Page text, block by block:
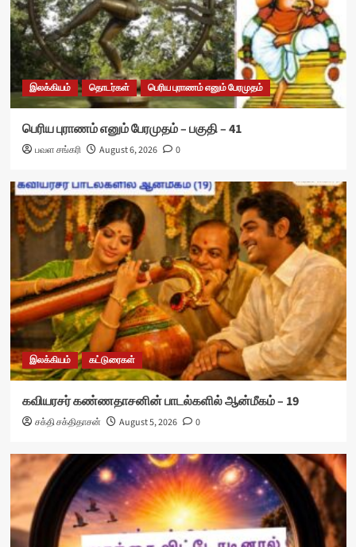
இலக்கியம் தொடர்கள் பெரிய புராணம் எனும் பேரமுதம்
பெரிய புராணம் எனும் பேரமுதம் – பகுதி – 41
பவள சங்கரி August 6, 2026 0
இலக்கியம் கட்டுரைகள்
கவியரசர் கண்ணதாசனின் பாடல்களில் ஆன்மீகம் – 19
சக்தி சக்திதாசன் August 5, 2026 0